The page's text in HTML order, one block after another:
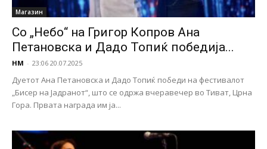
Магазин
Со „Небо“ на Григор Копров Ана
Петановска и Дадо Топиќ победија...
НМ - 23:06 20.07.2025
Дуетот Ана Петановска и Дадо Топиќ победи на фестивалот
„Бисер на Јадранот“, што се одржа вчеравечер во Тиват, Црна
Гора. Првата награда им ја...